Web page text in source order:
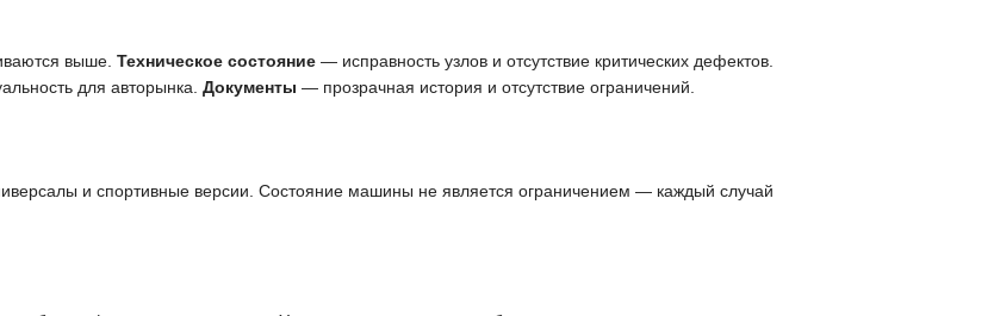
выше. Техническое состояние — исправность узлов и отсутствие критических дефектов.
для авторынка. Документы — прозрачная история и отсутствие ограничений.
и спортивные версии. Состояние машины не является ограничением — каждый случай